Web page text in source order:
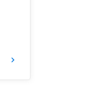
keyboard_arrow_right